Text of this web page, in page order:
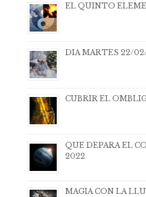
EL QUINTO
DIA MARTES 22/
CUBRIR EL
QUE DEPARA EL
2022
MAGIA CON LA